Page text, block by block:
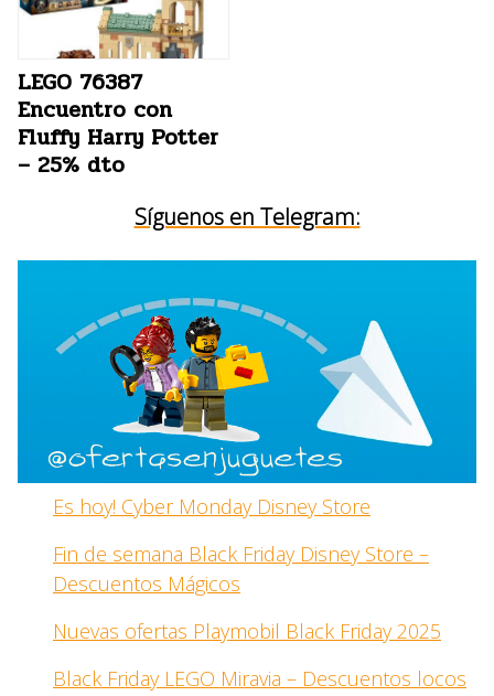
LEGO 76387
Encuentro con
Fluffy Harry Potter
– 25% dto
Síguenos en Telegram:
Es hoy! Cyber Monday Disney Store
Fin de semana Black Friday Disney Store –
Descuentos Mágicos
Nuevas ofertas Playmobil Black Friday 2025
Black Friday LEGO Miravia – Descuentos locos